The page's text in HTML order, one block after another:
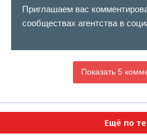
Приглашаем вас
сообществах агентства в
Показать 5
Ещё по